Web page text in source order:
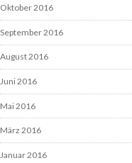
Oktober 2016
September 2016
August 2016
Juni 2016
Mai 2016
März 2016
Januar 2016